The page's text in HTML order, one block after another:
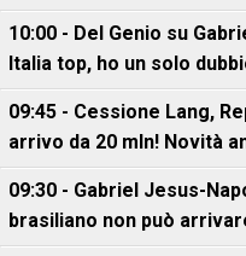
10:00 - Del Genio su
Italia top, ho un solo
09:45 - Cessione Lang,
arrivo da 20 mln! Novità
09:30 - Gabriel Jesus-
brasiliano non può